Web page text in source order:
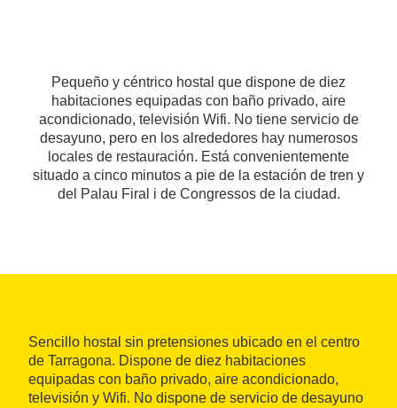
Pequeño y céntrico hostal que dispone de diez
habitaciones equipadas con baño privado, aire
acondicionado, televisión Wifi. No tiene servicio de
desayuno, pero en los alrededores hay numerosos
locales de restauración. Está convenientemente
situado a cinco minutos a pie de la estación de tren y
del Palau Firal i de Congressos de la ciudad.
Sencillo hostal sin pretensiones ubicado en el centro
de Tarragona. Dispone de diez habitaciones
equipadas con baño privado, aire acondicionado,
televisión y Wifi. No dispone de servicio de desayuno